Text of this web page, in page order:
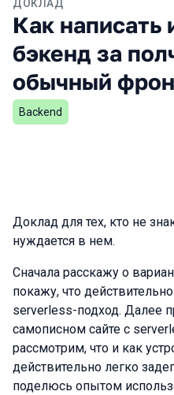
ДОКЛАД
Как написать
бэкенд за
обычный
Backend
Доклад для тех, кто не
нуждается в нем.
Сначала расскажу о
покажу, что
serverless-подход. Далее
самописном сайте с
рассмотрим, что и как
действительно легко
поделюсь опытом